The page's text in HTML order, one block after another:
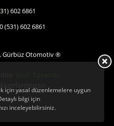
için yasal düzenlemelere uygun
bilgi için
inceleyebilirsiniz.
602 6861
(531) 602 6861
Gürbüz Otomotiv ®